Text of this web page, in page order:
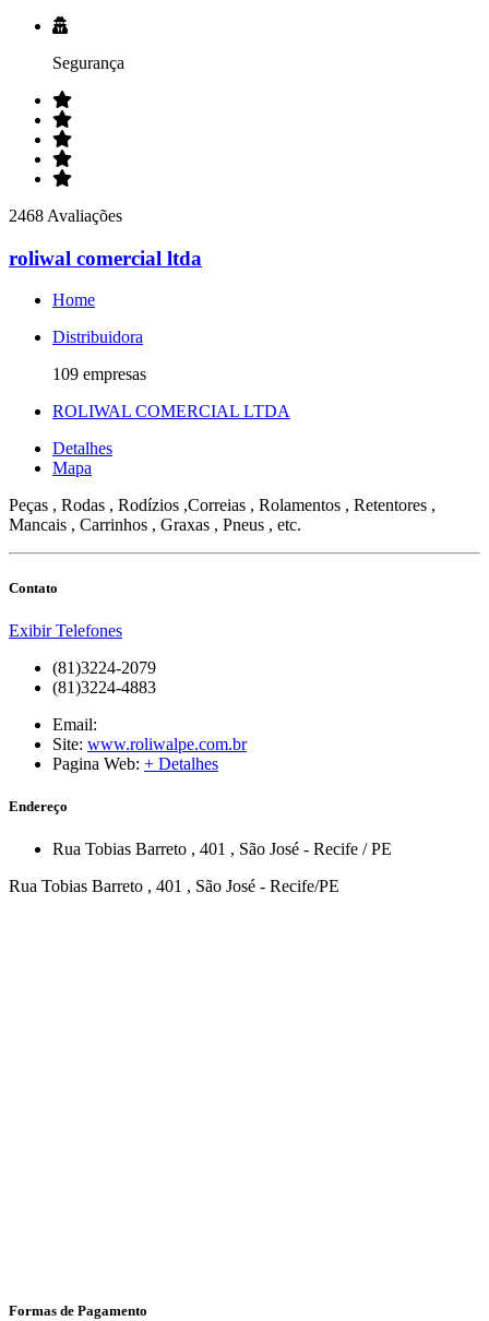
Segurança
2468 Avaliações
roliwal comercial ltda
Home
Distribuidora
109 empresas
ROLIWAL COMERCIAL LTDA
Detalhes
Mapa
Peças , Rodas , Rodízios ,Correias , Rolamentos , Retentores ,
Mancais , Carrinhos , Graxas , Pneus , etc.
Contato
Exibir Telefones
(81)3224-2079
(81)3224-4883
Email:
Site: www.roliwalpe.com.br
Pagina Web: + Detalhes
Endereço
Rua Tobias Barreto , 401 , São José - Recife /PE
Rua Tobias Barreto , 401 , São José - Recife/PE
Formas de Pagamento